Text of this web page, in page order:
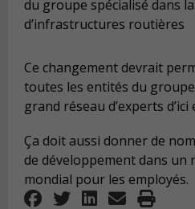
du groupe spécialisé dans
d’infrastructures routières
Ce changement devrait
toutes les entités du groupe
grand réseau d’experts d’ici
Ça doit aussi donner de
de développement dans un
mondial pour les employés.